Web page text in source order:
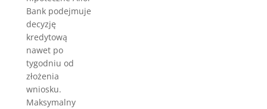
Bank podejmuje
decyzję
kredytową
nawet po
tygodniu od
złożenia
wniosku.
Maksymalny